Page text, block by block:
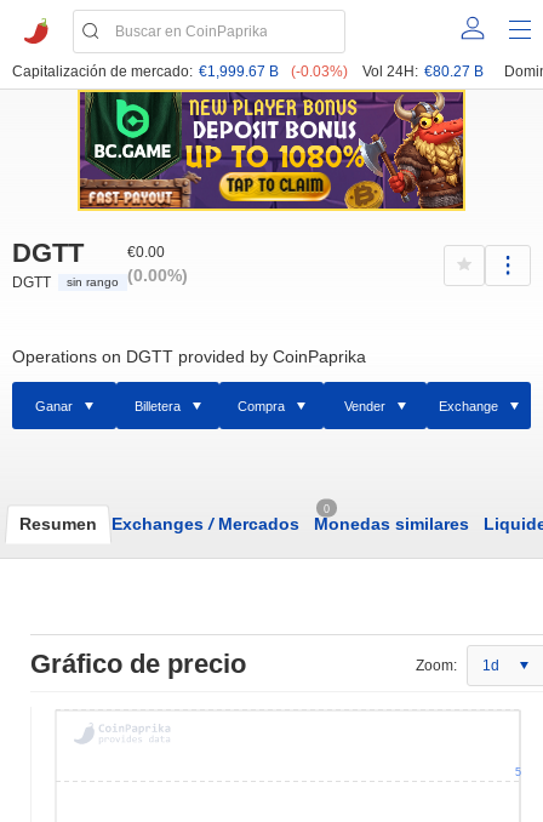
Capitalización de mercado: €1,999.67 B (-0.03%) Vol 24H: €80.27 B
DGTT
DGTT sin rango
€0.00
(0.00%)
Operations on DGTT provided by CoinPaprika
Ganar Billetera Compra Vender Exchange
Resumen Exchanges /Mercados
0
Monedas similares
Gráfico de precio Zoom: 1d
5